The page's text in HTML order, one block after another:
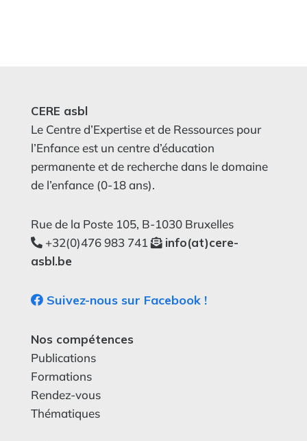
CERE asbl
Le Centre d’Expertise et de Ressources pour
l’Enfance est un centre d’éducation
permanente et de recherche dans le domaine
de l’enfance (0-18 ans).
Rue de la Poste 105, B-1030 Bruxelles
+32(0)476 983 741
info(at)cere-
asbl.be
Suivez-nous sur Facebook !
Nos compétences
Publications
Formations
Rendez-vous
Thématiques